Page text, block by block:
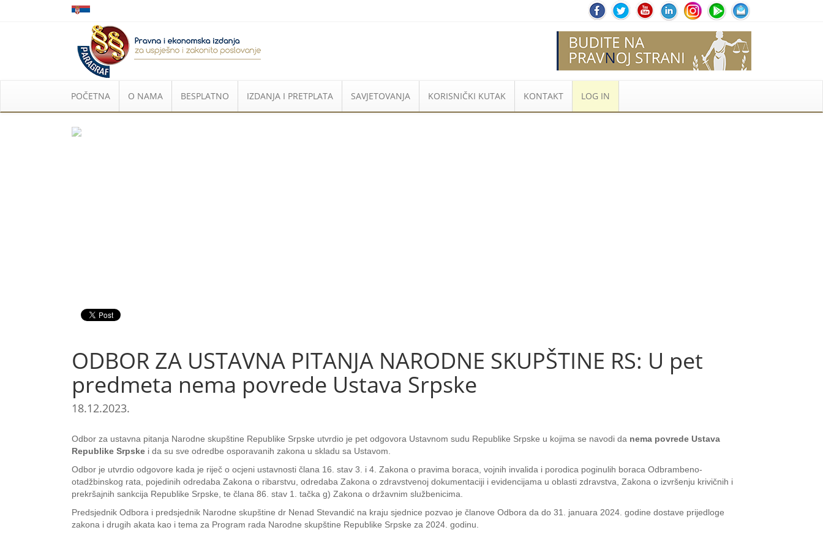
POČETNA O NAMA BESPLATNO IZDANJA I PRETPLATA SAVJETOVANJA KORISNIČKI KUTAK KONTAKT LOG IN
ODBOR ZA USTAVNA PITANJA NARODNE SKUPŠTINE RS: U pet
predmeta nema povrede Ustava Srpske
18.12.2023.
Odbor za ustavna pitanja Narodne skupštine Republike Srpske utvrdio je pet odgovora Ustavnom sudu Republike Srpske u kojima se navodi da nema povrede Ustava
Republike Srpske i da su sve odredbe osporavanih zakona u skladu sa Ustavom.
Odbor je utvrdio odgovore kada je riječ o ocjeni ustavnosti člana 16. stav 3. i 4. Zakona o pravima boraca, vojnih invalida i porodica poginulih boraca Odbrambeno-
otadžbinskog rata, pojedinih odredaba Zakona o ribarstvu, odredaba Zakona o zdravstvenoj dokumentaciji i evidencijama u oblasti zdravstva, Zakona o izvršenju krivičnih i
prekršajnih sankcija Republike Srpske, te člana 86. stav 1. tačka g) Zakona o državnim službenicima.
Predsjednik Odbora i predsjednik Narodne skupštine dr Nenad Stevandić na kraju sjednice pozvao je članove Odbora da do 31. januara 2024. godine dostave prijedloge
zakona i drugih akata kao i tema za Program rada Narodne skupštine Republike Srpske za 2024. godinu.